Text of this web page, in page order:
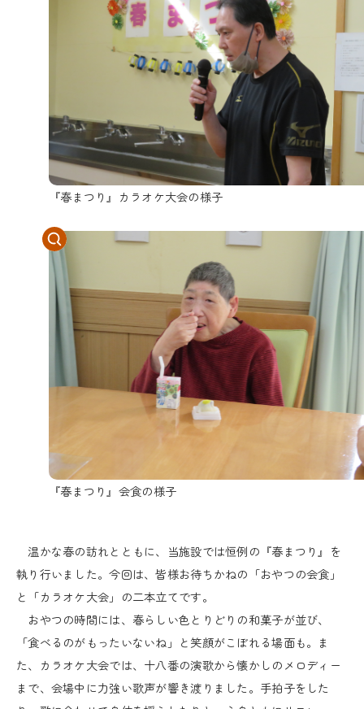
『春まつり』カラオケ大会の様子
『春まつり』会食の様子
温かな春の訪れとともに、当施設では恒例の『春まつり』を
執り行いました。今回は、皆様お待ちかねの「おやつの会食」
と「カラオケ大会」の二本立てです。
おやつの時間には、春らしい色とりどりの和菓子が並び、
「食べるのがもったいないね」と笑顔がこぼれる場面も。ま
た、カラオケ大会では、十八番の演歌から懐かしのメロディー
まで、会場中に力強い歌声が響き渡りました。手拍子をした